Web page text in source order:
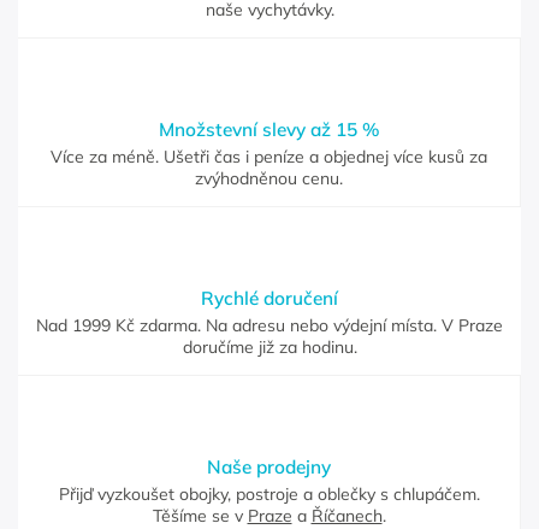
naše vychytávky.
Množstevní slevy až 15 %
Více za méně. Ušetři čas i peníze a objednej více kusů za
zvýhodněnou cenu.
Rychlé doručení
Nad 1999 Kč zdarma. Na adresu nebo výdejní místa. V Praze
doručíme již za hodinu.
Naše prodejny
Přijď vyzkoušet obojky, postroje a oblečky s chlupáčem.
Těšíme se v Praze a Říčanech.